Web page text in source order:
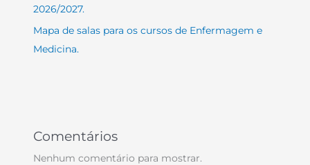
2026/2027.
Mapa de salas para os cursos de Enfermagem e
Medicina.
Comentários
Nenhum comentário para mostrar.